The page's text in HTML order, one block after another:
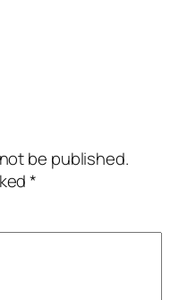
be published.
*